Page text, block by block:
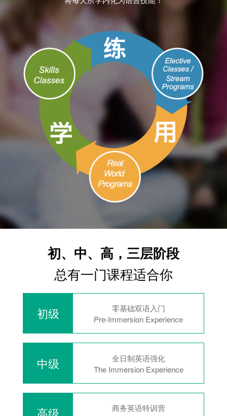
初、中、高，三层阶段
总有一门课程适合你
初级
零基础双语入门
Pre-Immersion Experience
中级
全日制英语强化
The Immersion Experience
高级
商务英语特训营